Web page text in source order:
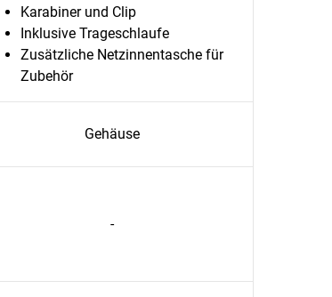
Karabiner und Clip
Inklusive Trageschlaufe
Zusätzliche Netzinnentasche für
Zubehör
Gehäuse
-